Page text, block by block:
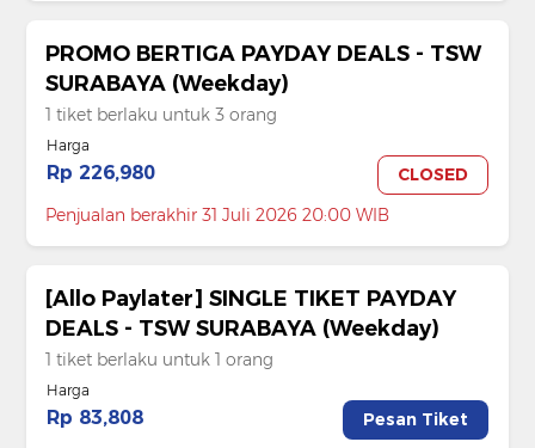
PROMO BERTIGA PAYDAY DEALS - TSW
SURABAYA (Weekday)
1 tiket berlaku untuk 3 orang
Harga
Rp 226,980
CLOSED
Penjualan berakhir 31 Juli 2026 20:00 WIB
[Allo Paylater] SINGLE TIKET PAYDAY
DEALS - TSW SURABAYA (Weekday)
1 tiket berlaku untuk 1 orang
Harga
Rp 83,808
Pesan Tiket